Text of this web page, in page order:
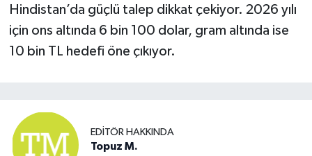
Hindistan’da güçlü talep dikkat çekiyor. 2026 yılı
için ons altında 6 bin 100 dolar, gram altında ise
10 bin TL hedefi öne çıkıyor.
EDITÖR HAKKINDA
Topuz M.